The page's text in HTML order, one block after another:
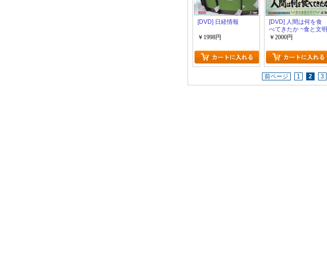
[DVD] 日経情報
￥1998円
[DVD] 人間は何を食
べてきたか ~食と文明
の世界像~
￥2000円
前ページ 1 2 3